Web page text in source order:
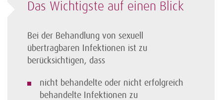
Das Wichtigste auf einen Blick
Bei der Behandlung von sexuell
übertragbaren Infektionen ist zu
berücksichtigen, dass
nicht behandelte oder nicht erfolgreich
behandelte Infektionen zu